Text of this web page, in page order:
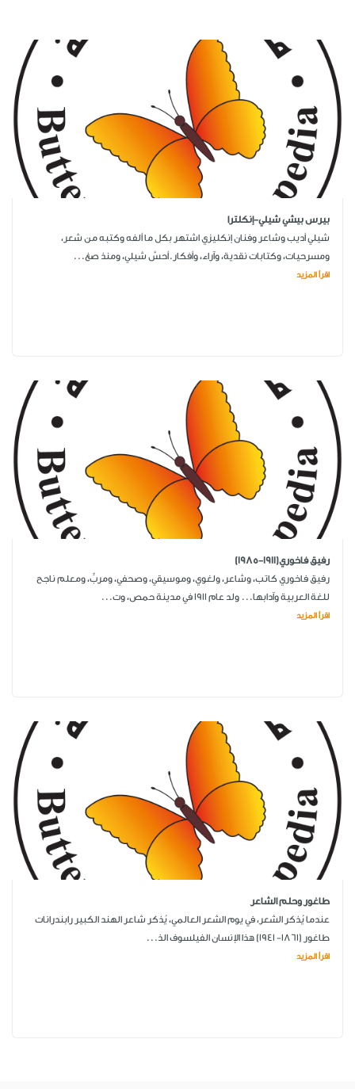
بيرس بيشي شيلي-إنكلترا
شيلي أديب وشاعر وفنان إنكليزي اشتهر بكل ما ألفه وكتبه من شعر،
ومسرحيات، وكتابات نقدية، وآراء، وأفكار.أحسَّ شيلي، ومنذ صغ...
اقرأ المزيد
رفيق فاخوري(1911-1985)
رفيق فاخوري كاتب، وشاعر، ولغوي، وموسيقي، وصحفي، ومربٍّ، ومعلم ناجح
للغة العربية وآدابها... ولد عام 1911 في مدينة حمص، وت...
اقرأ المزيد
طاغور وحلم الشاعر
عندما يُذكر الشعر، في يوم الشعر العالمي، يُذكر شاعر الهند الكبير رابندرانات
طاغور (1861- 1941) هذا الإنسان الفيلسوف الذ...
اقرأ المزيد